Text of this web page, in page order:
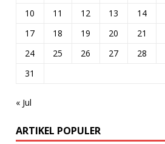
10
11 12 13 14
17
18 19 20 21
24
25 26 27 28
31
« Jul
ARTIKEL POPULER